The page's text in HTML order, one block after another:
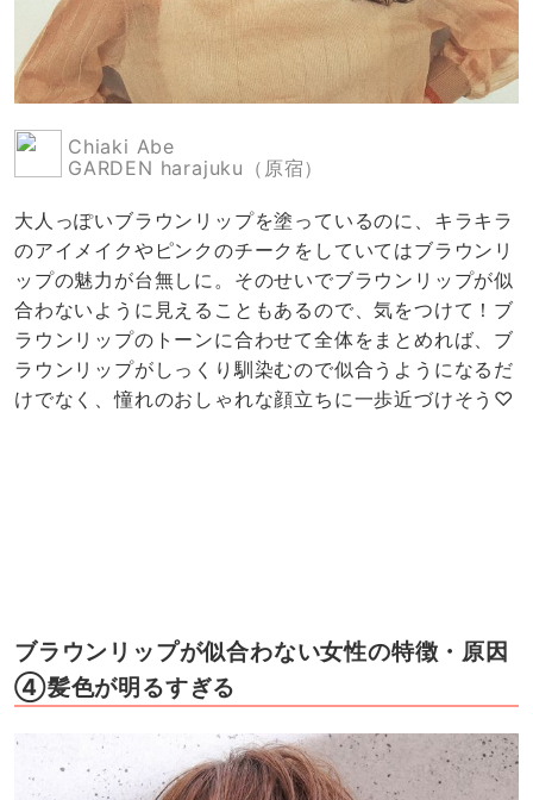
Chiaki Abe
GARDEN harajuku（原宿）
大人っぽいブラウンリップを塗っているのに、キラキラ
のアイメイクやピンクのチークをしていてはブラウンリ
ップの魅力が台無しに。そのせいでブラウンリップが似
合わないように見えることもあるので、気をつけて！ブ
ラウンリップのトーンに合わせて全体をまとめれば、ブ
ラウンリップがしっくり馴染むので似合うようになるだ
けでなく、憧れのおしゃれな顔立ちに一歩近づけそう♡
ブラウンリップが似合わない女性の特徴・原因
④髪色が明るすぎる